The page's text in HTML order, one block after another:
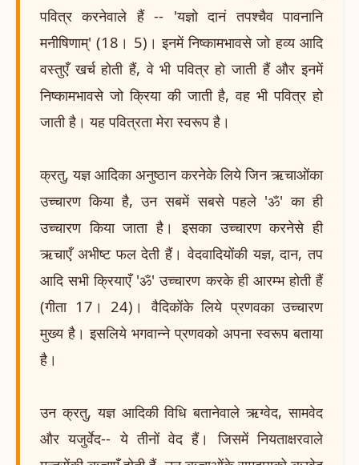
पवित्र करनेवाले हैं -- 'यज्ञो दानं तपश्चैव पावनानि
मनीषिणाम्' (18। 5)। इनमें निष्कामभावसे जो हव्य आदि
वस्तुएँ खर्च होती हैं, वे भी पवित्र हो जाती हैं और इनमें
निष्कामभावसे जो क्रिया की जाती है, वह भी पवित्र हो
जाती है। यह पवित्रता मेरा स्वरूप है।
क्रतु, यज्ञ आदिका अनुष्ठान करनेके लिये जिन ऋचाओंका
उच्चारण किया है, उन सबमें सबसे पहले 'ॐ' का ही
उच्चारण किया जाता है। इसका उच्चारण करनेसे ही
ऋचाएँ अभीष्ट फल देती हैं। वेदवादियोंकी यज्ञ, दान, तप
आदि सभी क्रियाएँ 'ॐ' उच्चारण करके ही आरम्भ होती हैं
(गीता 17। 24)। वैदिकोंके लिये प्रणवका उच्चारण
मुख्य है। इसलिये भगवान्ने प्रणवको अपना स्वरूप बताया
है।
उन क्रतु, यज्ञ आदिकी विधि बतानेवाले ऋग्वेद, सामवेद
और यजुर्वेद-- ये तीनों वेद हैं। जिसमें नियताक्षरवाले